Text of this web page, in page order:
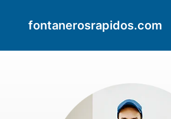
fontanerosrapidos.com